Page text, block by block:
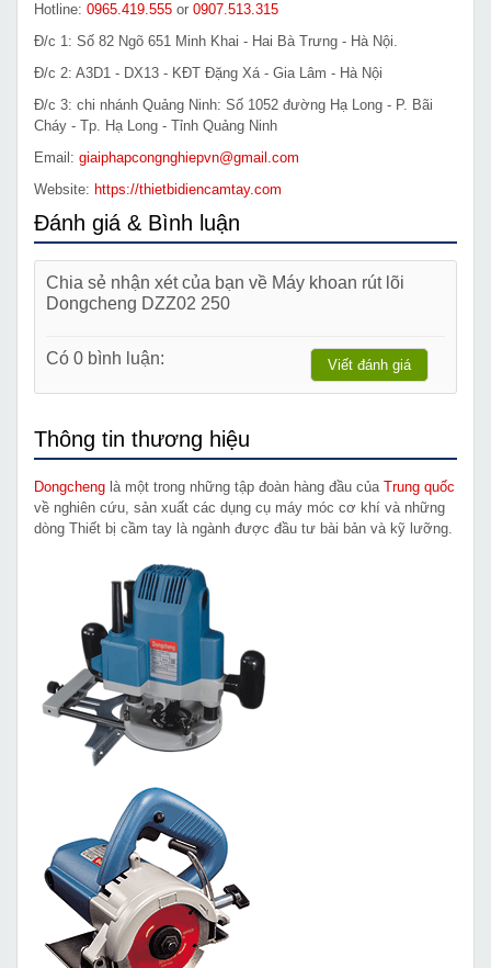
Hotline: 0965.419.555 or 0907.513.315
Đ/c 1: Số 82 Ngõ 651 Minh Khai - Hai Bà Trưng - Hà Nội.
Đ/c 2: A3D1 - DX13 - KĐT Đặng Xá - Gia Lâm - Hà Nội
Đ/c 3: chi nhánh Quảng Ninh: Số 1052 đường Hạ Long - P. Bãi
Cháy - Tp. Hạ Long - Tỉnh Quảng Ninh
Email: giaiphapcongnghiepvn@gmail.com
Website: https://thietbidiencamtay.com
Đánh giá & Bình luận
Chia sẻ nhận xét của bạn về Máy khoan rút lõi
Dongcheng DZZ02 250
Có 0 bình luận: Viết đánh giá
Thông tin thương hiệu
Dongcheng là một trong những tập đoàn hàng đầu của Trung quốc
về nghiên cứu, sản xuất các dụng cụ máy móc cơ khí và những
dòng Thiết bị cầm tay là ngành được đầu tư bài bản và kỹ lưỡng.